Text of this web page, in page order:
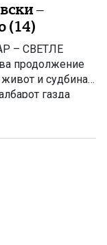
–
(14)
– СВЕТЛЕ
продолжение
и судбина
газда
легенда,
од Чикаго го